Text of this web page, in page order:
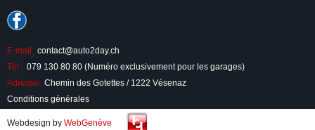
E-mail: contact@auto2day.ch
Tél.: 079 130 80 80 (Numéro exclusivement pour les garages)
Adresse: Chemin des Gotettes / 1222 Vésenaz
Conditions générales
Webdesign by WebGenève